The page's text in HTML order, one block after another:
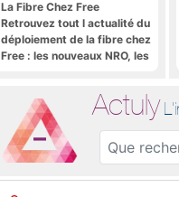
La Fibre Chez Free
Retrouvez tout l actualité du
déploiement de la fibre chez
Free : les nouveaux NRO, les
Actuly